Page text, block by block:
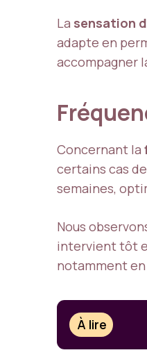
La sensation
adapte en
accompagner
Concernant la
certains cas de
semaines,
Nous
intervient tôt
notamment
À lire